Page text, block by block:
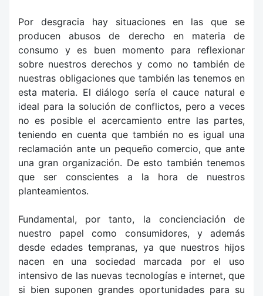
Por desgracia hay situaciones en las que se
producen abusos de derecho en materia de
consumo y es buen momento para reflexionar
sobre nuestros derechos y como no también de
nuestras obligaciones que también las tenemos en
esta materia. El diálogo sería el cauce natural e
ideal para la solución de conflictos, pero a veces
no es posible el acercamiento entre las partes,
teniendo en cuenta que también no es igual una
reclamación ante un pequeño comercio, que ante
una gran organización. De esto también tenemos
que ser conscientes a la hora de nuestros
planteamientos.
Fundamental, por tanto, la concienciación de
nuestro papel como consumidores, y además
desde edades tempranas, ya que nuestros hijos
nacen en una sociedad marcada por el uso
intensivo de las nuevas tecnologías e internet, que
si bien suponen grandes oportunidades para su